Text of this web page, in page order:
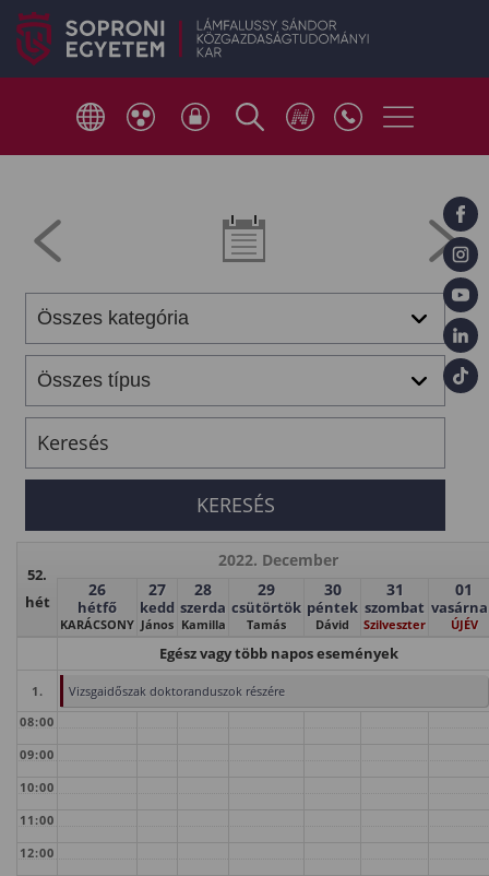
52.
hét
2022. December
26
hétfő
KARÁCSONY
27
kedd
János
28
szerda
Kamilla
29
csütörtök
Tamás
30
péntek
Dávid
31
szombat
Szilveszter
01
ÚJÉV
Egész vagy több napos események
1.
Vizsgaidőszak doktoranduszok részére
08:00
09:00
10:00
11:00
12:00